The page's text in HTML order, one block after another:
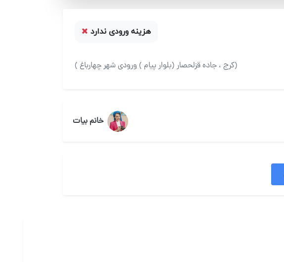
هزینه ورودی ندارد
(کرج ، جاده قزلحصار (بلوار پیام ) ورودی شهر چهارباغ )
خانم بیات